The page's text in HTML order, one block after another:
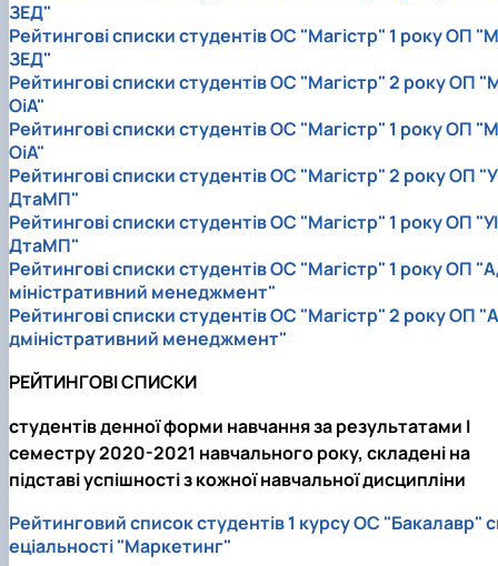
ЗЕД"
Рейтингові списки студентів ОС "Магістр" 1 року ОП "М
ЗЕД"
Рейтингові списки студентів ОС "Магістр" 2 року ОП
ОіА"
Рейтингові списки студентів ОС "Магістр" 1 року ОП "М
ОіА"
Рейтингові списки студентів ОС "Магістр" 2 року ОП
ДтаМП"
Рейтингові списки студентів ОС "Магістр" 1 року ОП "УІ
ДтаМП"
Рейтингові списки студентів ОС "Магістр" 1 року ОП
міністративний менеджмент"
Рейтингові списки студентів ОС "Магістр" 2 року ОП "А
дміністративний менеджмент"
РЕЙТИНГОВІ СПИСКИ
студентів денної форми навчання за результатами I
семестру 2020-2021 навчального року, складені на
підставі успішності з кожної навчальної дисципліни
Рейтинговий список студентів 1 курсу ОС "Бакалавр"
еціальності "Маркетинг"